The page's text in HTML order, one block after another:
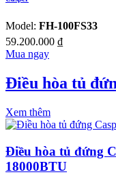
Model: FH-100FS33
59.200.000 ₫
Mua ngay
Điều hòa tủ
Xem thêm
Điều hòa tủ đứng
18000BTU